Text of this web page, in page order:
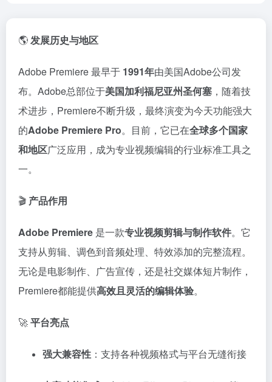
🌎发展历史与地区
Adobe Premiere 最早于 1991年由美国Adobe公司发
布。Adobe总部位于美国加利福尼亚州圣何塞 ，随着技
术进步，Premiere不断升级，最终演变为今天功能强大
的Adobe Premiere Pro。目前，它已在全球多个国家
和地区广泛应用，成为专业视频编辑的行业标准工具之
一。
🎬 产品作用
Adobe Premiere 是一款专业视频剪辑与制作软件。它
支持从剪辑、调色到音频处理、特效添加的完整流程。
无论是电影制作、广告宣传，还是社交媒体短片制作，
Premiere都能提供高效且灵活的编辑体验。
🚀平台亮点
强大兼容性 ：支持各种视频格式与平台无缝衔接